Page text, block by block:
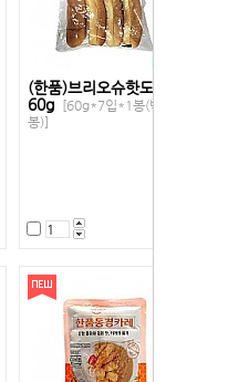
(한품)브리오슈핫도그번
60g
[60g*7입*1봉(박스8
봉)]